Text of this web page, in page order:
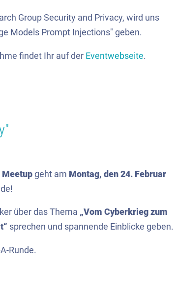
Group Security and Privacy, wird uns
Models Prompt Injections" geben.
findet Ihr auf der Eventwebseite.
Meetup geht am Montag, den 24. Februar
über das Thema „Vom Cyberkrieg zum
sprechen und spannende Einblicke geben.
Runde.